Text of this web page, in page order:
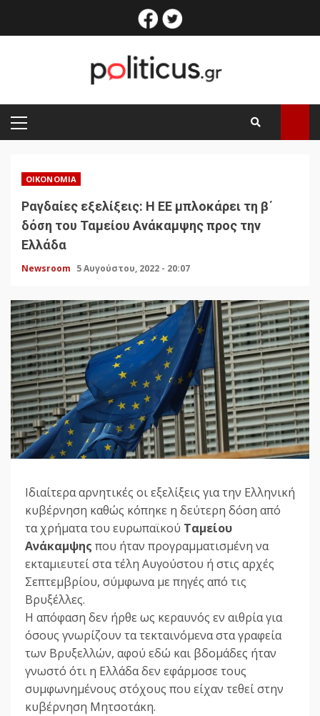
facebook
PRIMARY
MENU
ΟΙΚΟΝΟΜΊΑ
Ραγδαίες εξελίξεις: Η ΕΕ μπλοκάρει τη β΄
δόση του Ταμείου Ανάκαμψης προς την
Ελλάδα
Newsroom 5 Αυγούστου, 2022 - 20:07
Ιδιαίτερα αρνητικές οι εξελίξεις για την Ελληνική
κυβέρνηση καθώς κόπηκε η δεύτερη δόση από
τα χρήματα του ευρωπαϊκού Ταμείου
Ανάκαμψης που ήταν προγραμματισμένη να
εκταμιευτεί στα τέλη Αυγούστου ή στις αρχές
Σεπτεμβρίου, σύμφωνα με πηγές από τις
Βρυξέλλες.
Η απόφαση δεν ήρθε ως κεραυνός εν αιθρία για
όσους γνωρίζουν τα τεκταινόμενα στα γραφεία
των Βρυξελλών, αφού εδώ και βδομάδες ήταν
γνωστό ότι η Ελλάδα δεν εφάρμοσε τους
συμφωνημένους στόχους που είχαν τεθεί στην
κυβέρνηση Μητσοτάκη.